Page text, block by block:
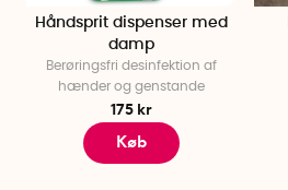
Håndsprit dispenser med
damp
Berøringsfri desinfektion af
hænder og genstande
175 kr
Køb